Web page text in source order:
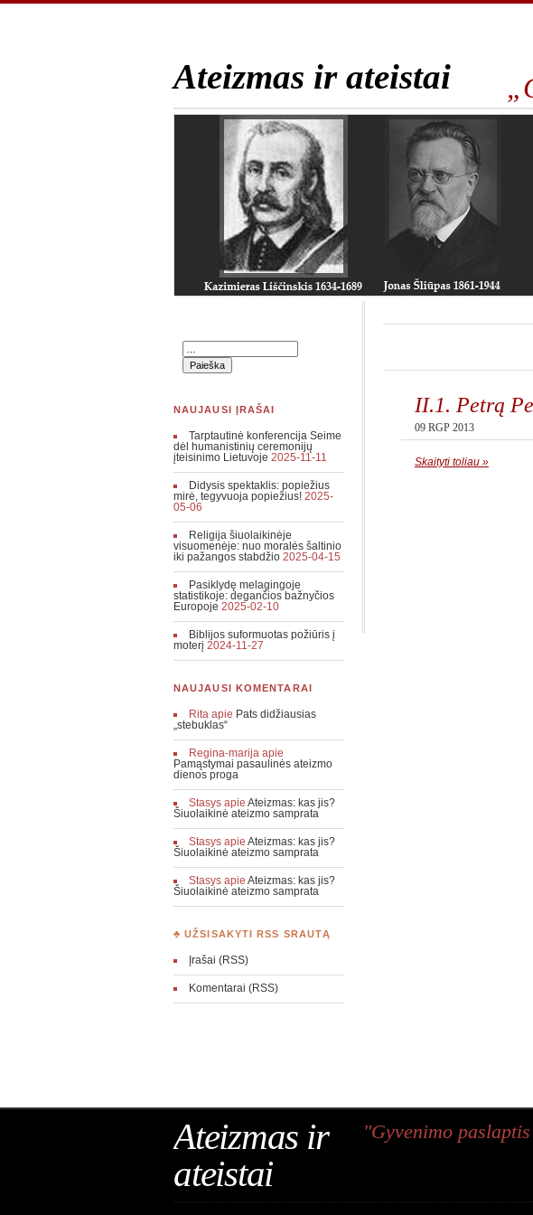
Ateizmas ir ateistai
II.1. Petrą
09 RGP 2013
Skaityti toliau »
NAUJAUSI ĮRAŠAI
Tarptautinė konferencija Seime
dėl humanistinių ceremonijų
įteisinimo Lietuvoje 2025-11-11
Didysis spektaklis: popiežius
mirė, tegyvuoja popiežius! 2025-
05-06
Religija šiuolaikinėje
visuomenėje: nuo moralės šaltinio
iki pažangos stabdžio 2025-04-15
Pasiklydę melagingoje
statistikoje: degančios bažnyčios
Europoje 2025-02-10
Biblijos suformuotas požiūris į
moterį 2024-11-27
NAUJAUSI KOMENTARAI
Rita apie Pats didžiausias
„stebuklas“
Regina-marija apie
Pamąstymai pasaulinės ateizmo
dienos proga
Stasys apieAteizmas: kas jis?
Šiuolaikinė ateizmo samprata
Stasys apieAteizmas: kas jis?
Šiuolaikinė ateizmo samprata
Stasys apieAteizmas: kas jis?
Šiuolaikinė ateizmo samprata
♣ UŽSISAKYTI RSS SRAUTĄ
Įrašai (RSS)
Komentarai (RSS)
Ateizmas ir
ateistai
"Gyvenimo